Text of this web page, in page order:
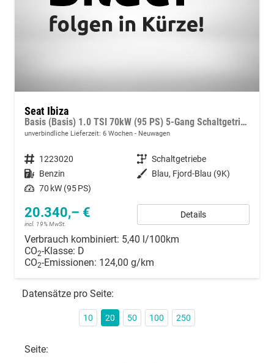
Seat Ibiza
Basis (Basis) 1.0 TSI 70kW (95 PS) 5-Gang Schaltgetriebe
unverbindliche Lieferzeit: 6 Wochen Neuwagen
Fahrzeugnummer 1223020 Getriebe Schaltgetriebe
Kraftstoff Benzin Außenfarbe Blau, Fjord-Blau (9K)
Leistung 70 kW (95 PS)
20.340,– €
incl. 19% MwSt.
Details
Verbrauch kombiniert: 5,40 l/100km
CO2-Klasse: D
CO2-Emissionen: 124,00 g/km
Datensätze pro Seite:
10 20 50 100 250
Seite: